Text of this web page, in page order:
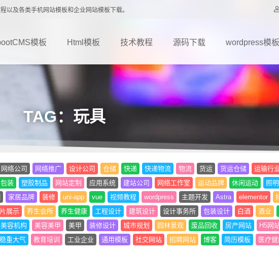
以及各类手机网站模板和企业网站模板下载。
模板 Html模板 技术教程 源码下载 wordpress模板
TAG：玩具
网络公司 网络推广 设计公司 仓储 快递 快递物流 物流 货运 货运仓储 运输行
装 塑胶制品 网站定制 应用系统 建站公司 网络工作室 运动品牌 休闲运动 照
家居品牌 装修 uni-app vue 视频教程 wordpress 主题开发 Astra elementor
展示 养生会所 养生健康 工程设计 建筑设计 设计事务所 包装设计 白酒 酒业
美容机构 美容美甲 美甲 装修设计 城市规划 园林景观 废品回收 房产网站 H5网
稳重大气 教育培训 工业企业 通用模板 社交网站 招聘网站 博客 简历模板 医疗